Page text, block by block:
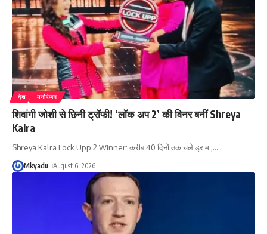
देश मनोरंजन
शिवांगी जोशी से छिनी ट्रॉफी! ‘लॉक अप 2’ की विनर बनीं Shreya
Kalra
Shreya Kalra Lock Upp 2 Winner: करीब 40 दिनों तक चले ड्रामा, …
Mkyadu August 6, 2026